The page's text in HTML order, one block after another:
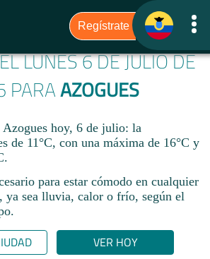
LUNES 6 DE JULIO DE
PARAAZOGUES
hoy, 6 de julio: la
de 11°C, con una máxima de 16°C y
para estar cómodo en cualquier
ya sea lluvia, calor o frío, según el
VER HOY